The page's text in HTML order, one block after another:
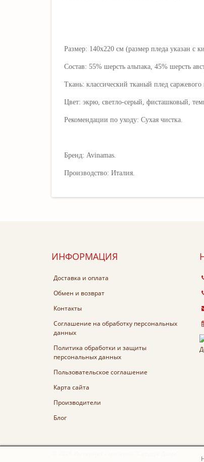
Размер: 140х220 см (размер пледа указан с
Состав: 55% шерсть альпака, 45% шерсть
Ткань: классический тканый плед саржевого
Цвет: экрю, светло-серый, фисташковый,
Рекомендации по уходу: Сухая чистка.
Бренд: Avinamas.
Производство: Италия.
ИНФОРМАЦИЯ
Доставка и оплата
Обмен и возврат
Контакты
Соглашение на обработку персональных
данных
Политика обработки и защиты
персональных данных
Пользовательское соглашение
Карта сайта
Производители
Блог